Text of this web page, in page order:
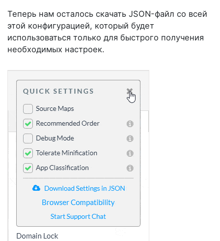
Теперь нам осталось скачать JSON-файл со всей
этой конфигурацией, который будет
использоваться только для быстрого получения
необходимых настроек.